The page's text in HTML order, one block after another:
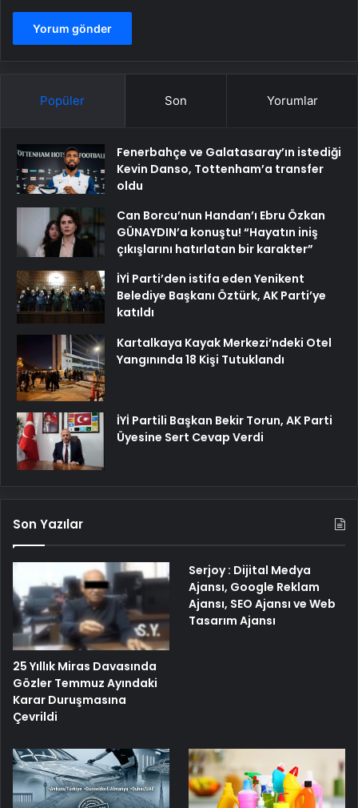
Popüler Son Yorumlar
Fenerbahçe ve Galatasaray’ın istediği
Kevin Danso, Tottenham’a transfer
oldu
Can Borcu’nun Handan’ı Ebru Özkan
GÜNAYDIN’a konuştu! “Hayatın iniş
çıkışlarını hatırlatan bir karakter”
İYİ Parti’den istifa eden Yenikent
Belediye Başkanı Öztürk, AK Parti’ye
katıldı
Kartalkaya Kayak Merkezi’ndeki Otel
Yangınında 18 Kişi Tutuklandı
İYİ Partili Başkan Bekir Torun, AK Parti
Üyesine Sert Cevap Verdi
Son Yazılar
25 Yıllık Miras Davasında
Gözler Temmuz Ayındaki
Karar Duruşmasına
Çevrildi
Serjoy : Dijital Medya
Ajansı, Google Reklam
Ajansı, SEO Ajansı ve Web
Tasarım Ajansı